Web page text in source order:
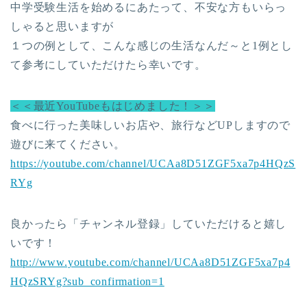
中学受験生活を始めるにあたって、不安な方もいらっ
しゃると思いますが
１つの例として、こんな感じの生活なんだ～と1例とし
て参考にしていただけたら幸いです。
＜＜最近YouTubeもはじめました！＞＞
食べに行った美味しいお店や、旅行などUPしますので
遊びに来てください。
https://youtube.com/channel/UCAa8D51ZGF5xa7p4HQzS
RYg
良かったら「チャンネル登録」していただけると嬉し
いです！
http://www.youtube.com/channel/UCAa8D51ZGF5xa7p4
HQzSRYg?sub_confirmation=1